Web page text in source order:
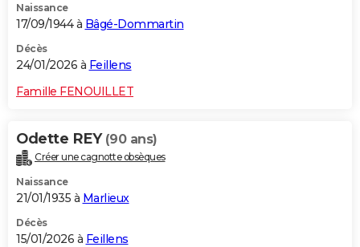
Naissance
17/09/1944 à Bâgé-Dommartin
Décès
24/01/2026 à Feillens
Famille FENOUILLET
Odette REY (90 ans)
Créer une cagnotte obsèques
Naissance
21/01/1935 à Marlieux
Décès
15/01/2026 à Feillens